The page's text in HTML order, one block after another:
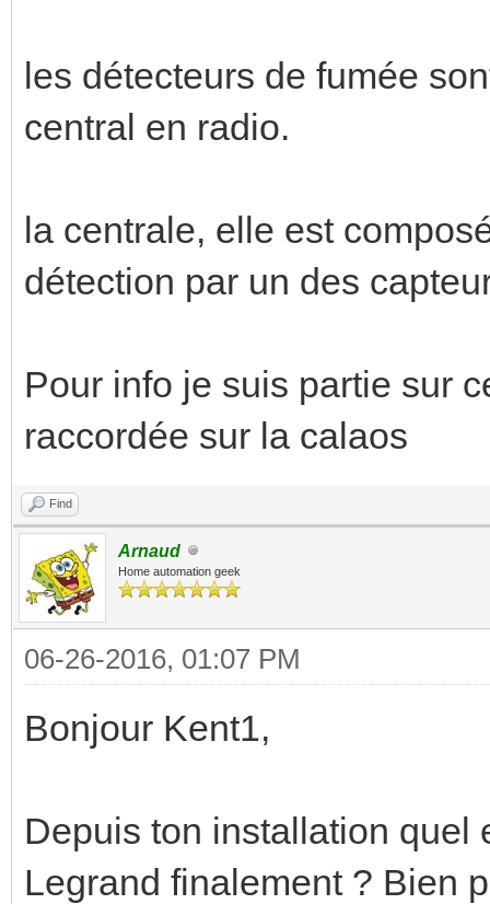
les détecteurs de fumée
central en radio.
la centrale, elle est
détection par un des
Pour info je suis partie sur
raccordée sur la calaos
Find
Arnaud
Home automation geek
06-26-2016, 01:07 PM
Bonjour Kent1,
Depuis ton installation quel
Legrand finalement ? Bien